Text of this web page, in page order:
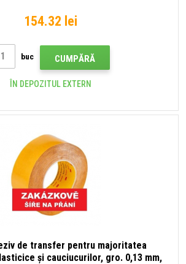
154.32 lei
buc CUMPĂRĂ
ÎN DEPOZITUL EXTERN
de transfer pentru majoritatea
și cauciucurilor, gro. 0,13 mm,